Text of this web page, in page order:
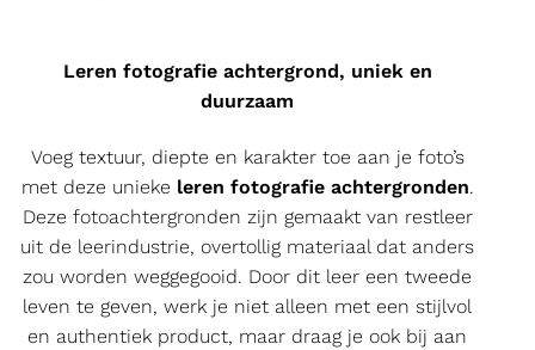
Leren fotografie achtergrond, uniek en
duurzaam
Voeg textuur, diepte en karakter toe aan je foto’s
met deze unieke leren fotografie achtergronden.
Deze fotoachtergronden zijn gemaakt van restleer
uit de leerindustrie, overtollig materiaal dat anders
zou worden weggegooid. Door dit leer een tweede
leven te geven, werk je niet alleen met een stijlvol
en authentiek product, maar draag je ook bij aan